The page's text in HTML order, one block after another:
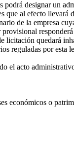
designar un
que al efecto
de la empresa
licitación quedará
reguladas por esta
el acto
o